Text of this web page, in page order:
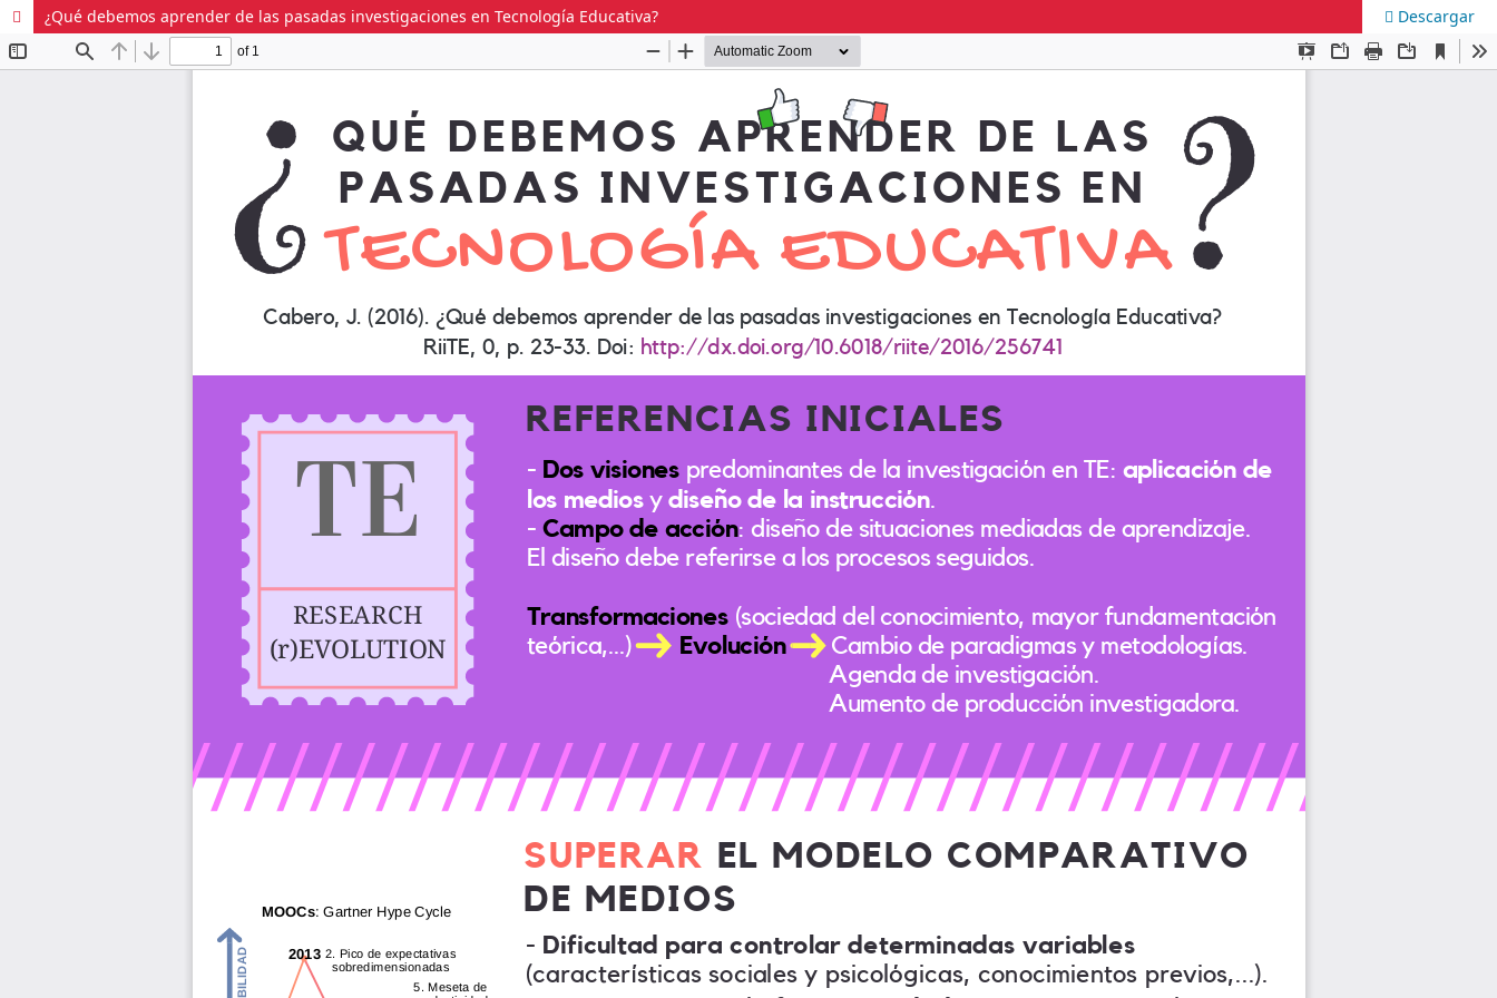
¿Qué debemos aprender de las pasadas investigaciones en Tecnología Educativa? Descargar